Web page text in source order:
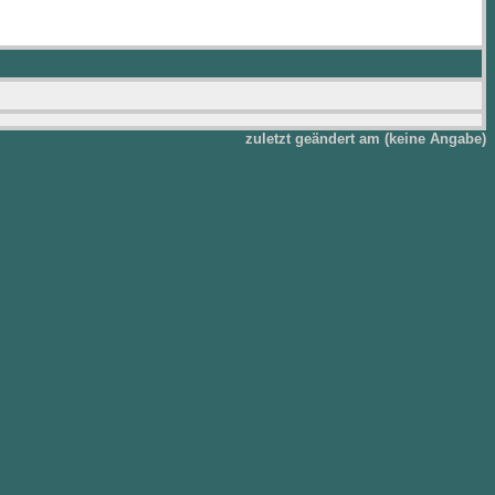
zuletzt geändert am (keine Angabe)